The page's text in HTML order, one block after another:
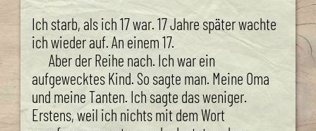
Ich starb, als ich 17 war. 17 Jahre später wachte
ich wieder auf. An einem 17.
Aber der Reihe nach. Ich war ein
aufgewecktes Kind. So sagte man. Meine Oma
und meine Tanten. Ich sagte das weniger.
Erstens, weil ich nichts mit dem Wort